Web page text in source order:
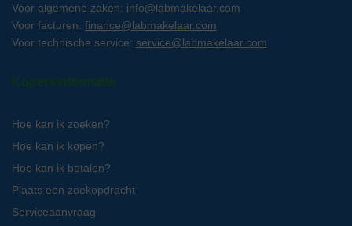
Voor algemene zaken: info@labmakelaar.com
Voor facturen: finance@labmakelaar.com
Voor technische service: service@labmakelaar.com
Kopersinformatie
Hoe kan ik zoeken?
Hoe kan ik kopen?
Hoe kan ik betalen?
Plaats een zoekopdracht
Serviceaanvraag